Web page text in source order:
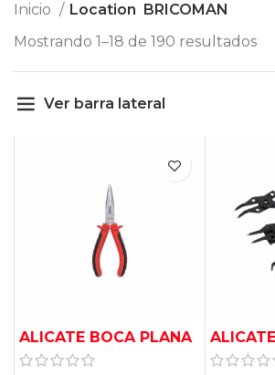
Inicio Location BRICOMAN
Mostrando 1–18 de 190 resultados
Ver barra lateral
ALICATE BOCA PLANA
LARGA KREATOR
150MM 6″